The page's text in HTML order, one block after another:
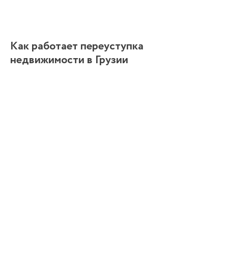
Как работает переуступка
недвижимости в Грузии